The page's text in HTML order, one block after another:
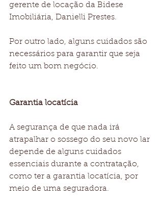
gerente de locação da Bidese
Imobiliária, Danielli Prestes.
Por outro lado, alguns cuidados são
necessários para garantir que seja
feito um bom negócio.
Garantia locatícia
A segurança de que nada irá
atrapalhar o sossego do seu novo lar
depende de alguns cuidados
essenciais durante a contratação,
como ter a garantia locatícia, por
meio de uma seguradora.